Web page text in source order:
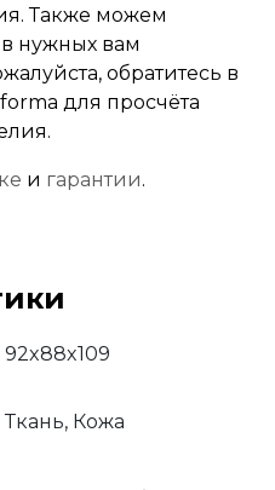
Также можем
в нужных вам
обратитесь в
для просчёта
и гарантии.
92x88x109
Ткань, Кожа